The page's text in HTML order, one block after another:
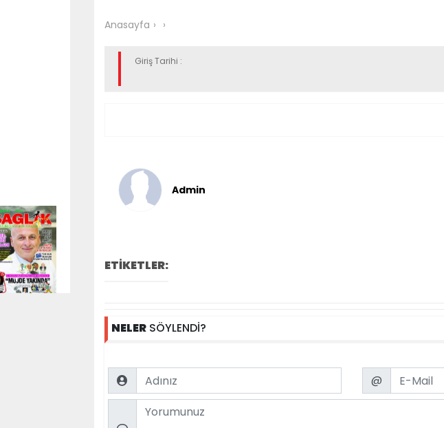
Anasayfa
Giriş Tarihi :
Admin
ETİKETLER:
NELERSÖYLENDİ?
Name Email
@
Comment